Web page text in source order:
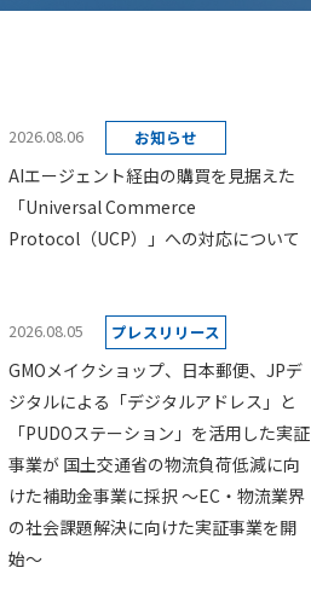
2026.08.06 お知らせ
AIエージェント経由の購買を見据えた
「Universal Commerce
Protocol（UCP）」への対応について
2026.08.05 プレスリリース
GMOメイクショップ、日本郵便、JPデ
ジタルによる「デジタルアドレス」と
「PUDOステーション」を活用した実証
事業が 国土交通省の物流負荷低減に向
けた補助金事業に採択 ～EC・物流業界
の社会課題解決に向けた実証事業を開
始～